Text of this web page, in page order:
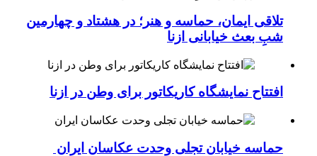
تلاقی ایمان، حماسه و هنر؛ در هشتاد و چهارمین
شبِ بعث خیابانی ازنا
افتتاح نمایشگاه کاریکاتور برای وطن در ازنا
حماسه خیابان تجلی وحدت عکاسان ایران